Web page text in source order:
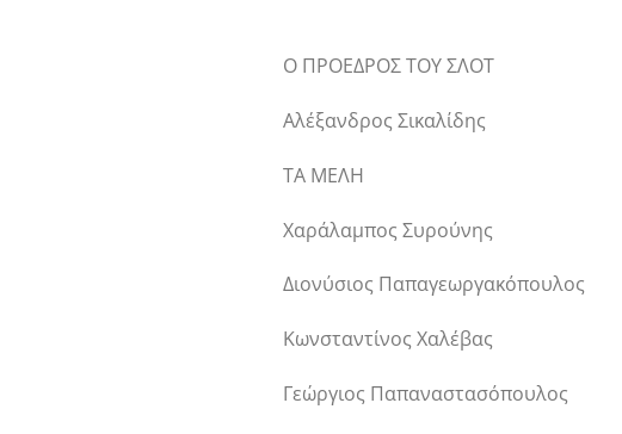
Ο ΠΡΟΕΔΡΟΣ ΤΟΥ ΣΛΟΤ
Αλέξανδρος Σικαλίδης
ΤΑ ΜΕΛΗ
Χαράλαμπος Συρούνης
Διονύσιος Παπαγεωργακόπουλος
Κωνσταντίνος Χαλέβας
Γεώργιος Παπαναστασόπουλος